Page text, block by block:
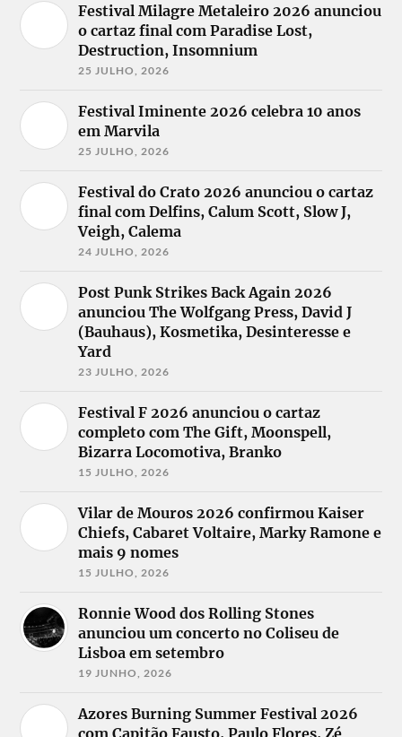
Festival Milagre Metaleiro 2026 anunciou
o cartaz final com Paradise Lost,
Destruction, Insomnium
25 JULHO, 2026
Festival Iminente 2026 celebra 10 anos
em Marvila
25 JULHO, 2026
Festival do Crato 2026 anunciou o cartaz
final com Delfins, Calum Scott, Slow J,
Veigh, Calema
24 JULHO, 2026
Post Punk Strikes Back Again 2026
anunciou The Wolfgang Press, David J
(Bauhaus), Kosmetika, Desinteresse e
Yard
23 JULHO, 2026
Festival F 2026 anunciou o cartaz
completo com The Gift, Moonspell,
Bizarra Locomotiva, Branko
15 JULHO, 2026
Vilar de Mouros 2026 confirmou Kaiser
Chiefs, Cabaret Voltaire, Marky Ramone e
mais 9 nomes
15 JULHO, 2026
Ronnie Wood dos Rolling Stones
anunciou um concerto no Coliseu de
Lisboa em setembro
19 JUNHO, 2026
Azores Burning Summer Festival 2026
com Capitão Fausto, Paulo Flores, Zé